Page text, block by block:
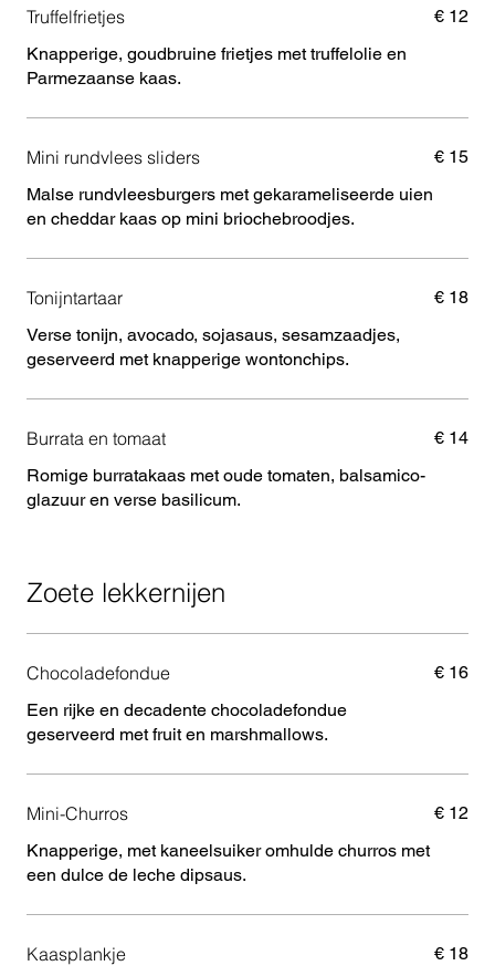
Truffelfrietjes
Knapperige, goudbruine frietjes met truffelolie en
Parmezaanse kaas.
€ 12
Mini rundvlees sliders
Malse rundvleesburgers met gekarameliseerde uien
en cheddar kaas op mini briochebroodjes.
€ 15
Tonijntartaar
Verse tonijn, avocado, sojasaus, sesamzaadjes,
geserveerd met knapperige wontonchips.
€ 18
Burrata en tomaat
Romige burratakaas met oude tomaten, balsamico-
glazuur en verse basilicum.
€ 14
Zoete lekkernijen
Chocoladefondue
Een rijke en decadente chocoladefondue
geserveerd met fruit en marshmallows.
€ 16
Mini-Churros
Knapperige, met kaneelsuiker omhulde churros met
een dulce de leche dipsaus.
€ 12
Kaasplankje € 18